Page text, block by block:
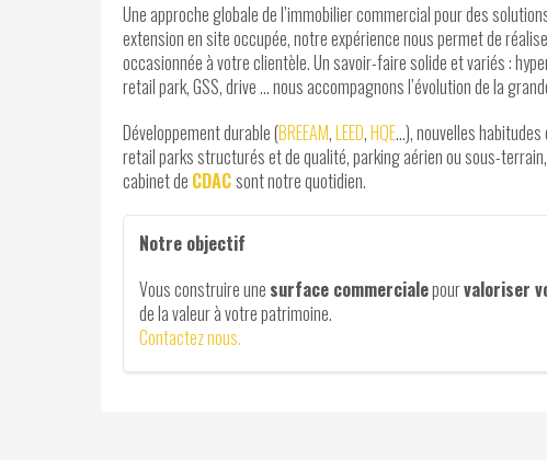
Une approche globale de l’immobilier commercial pour des
extension en site occupée, notre expérience nous permet de
occasionnée à votre clientèle. Un savoir-faire solide et variés :
retail park, GSS, drive … nous accompagnons l’évolution de la
Développement durable (BREEAM,LEED,HQE…), nouvelles
retail parks structurés et de qualité, parking aérien ou sous-
cabinet de CDACsont notre quotidien.
Notre objectif
Vous construire une surface commercialepourvaloriser
de la valeur à votre patrimoine.
Contactez nous.